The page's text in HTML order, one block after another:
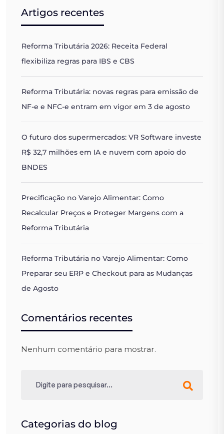
Artigos recentes
Reforma Tributária 2026: Receita Federal
flexibiliza regras para IBS e CBS
Reforma Tributária: novas regras para emissão de
NF-e e NFC-e entram em vigor em 3 de agosto
O futuro dos supermercados: VR Software investe
R$ 32,7 milhões em IA e nuvem com apoio do
BNDES
Precificação no Varejo Alimentar: Como
Recalcular Preços e Proteger Margens com a
Reforma Tributária
Reforma Tributária no Varejo Alimentar: Como
Preparar seu ERP e Checkout para as Mudanças
de Agosto
Comentários recentes
Nenhum comentário para mostrar.
Categorias do blog